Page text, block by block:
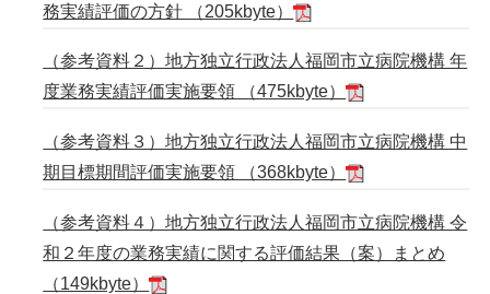
務実績評価の方針 （205kbyte）
（参考資料２）地方独立行政法人福岡市立病院機構 年
度業務実績評価実施要領 （475kbyte）
（参考資料３）地方独立行政法人福岡市立病院機構 中
期目標期間評価実施要領 （368kbyte）
（参考資料４）地方独立行政法人福岡市立病院機構 令
和２年度の業務実績に関する評価結果（案）まとめ
（149kbyte）